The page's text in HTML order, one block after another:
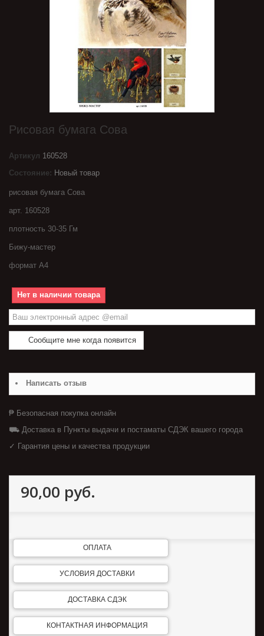
Рисовая бумага Сова
Артикул 160528
Состояние: Новый товар
рисовая бумага Сова
арт. 160528
плотность 30-35 Гм
Бижу-мастер
формат А4
Нет в наличии товара
Сообщите мне когда появится
Написать отзыв
₱ Безопасная покупка онлайн
⛟ Доставка в Пункты выдачи и постаматы СДЭК вашего города
✓ Гарантия цены и качества продукции
90,00 руб.
ОПЛАТА
УСЛОВИЯ ДОСТАВКИ
ДОСТАВКА СДЭК
КОНТАКТНАЯ ИНФОРМАЦИЯ